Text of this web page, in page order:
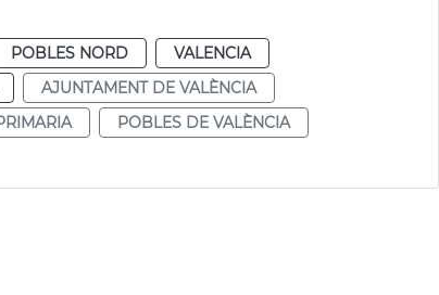
POBLES NORD
VALENCIA
AJUNTAMENT DE VALÈNCIA
POBLES DE VALÈNCIA